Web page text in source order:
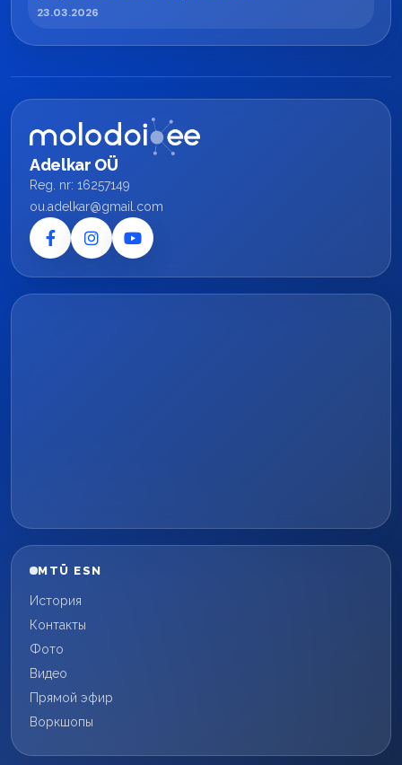
23.03.2026
Adelkar OÜ
Reg. nr: 16257149
ou.adelkar@gmail.com
MTÜ ESN
История
Контакты
Фото
Видео
Прямой эфир
Воркшопы